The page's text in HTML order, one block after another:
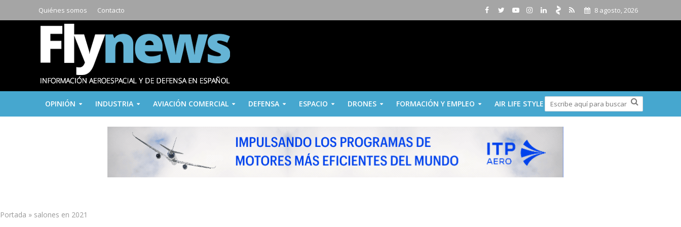
Quiénes somos Contacto 8 agosto, 2026
OPINIÓN INDUSTRIA AVIACIÓN COMERCIAL DEFENSA ESPACIO DRONES FORMACIÓN Y EMPLEO AIR LIFE STYLE
Portada » salones en 2021